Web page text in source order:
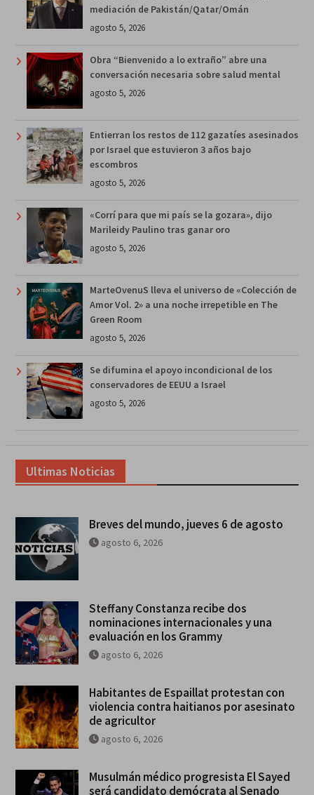
mediación de Pakistán/Qatar/Omán
agosto 5, 2026
Obra “Bienvenido a lo extraño” abre una
conversación necesaria sobre salud mental
agosto 5, 2026
Entierran los restos de 112 gazatíes asesinados
por Israel que estuvieron 3 años bajo
escombros
agosto 5, 2026
«Corrí para que mi país se la gozara», dijo
Marileidy Paulino tras ganar oro
agosto 5, 2026
MarteOvenuS lleva el universo de «Colección de
Amor Vol. 2» a una noche irrepetible en The
Green Room
agosto 5, 2026
Se difumina el apoyo incondicional de los
conservadores de EEUU a Israel
agosto 5, 2026
Ultimas Noticias
Breves del mundo, jueves 6 de agosto
agosto 6, 2026
Steffany Constanza recibe dos
nominaciones internacionales y una
evaluación en los Grammy
agosto 6, 2026
Habitantes de Espaillat protestan con
violencia contra haitianos por asesinato
de agricultor
agosto 6, 2026
Musulmán médico progresista El Sayed
será candidato demócrata al Senado